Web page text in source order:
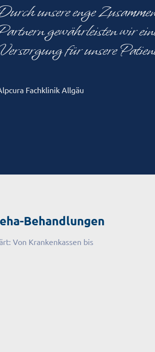
unsere enge
gewährleisten wir
für unsere
Fachklinik Allgäu
Behandlungen
Von Krankenkassen bis